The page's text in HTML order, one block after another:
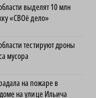
выделят 10 млн
«СВОё дело»
тестируют дроны
мусора
на пожаре в
на улице Ильича